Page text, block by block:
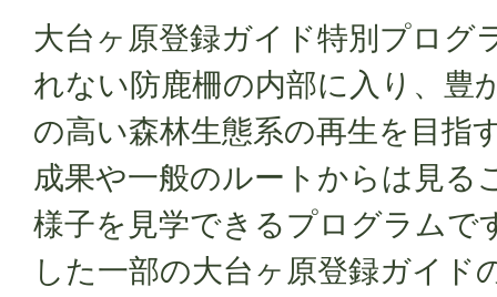
大台ヶ原登録ガイド特別プログ
れない防鹿柵の内部に入り、豊
の高い森林生態系の再生を目指
成果や一般のルートからは見る
様子を見学できるプログラムで
した一部の大台ヶ原登録ガイド